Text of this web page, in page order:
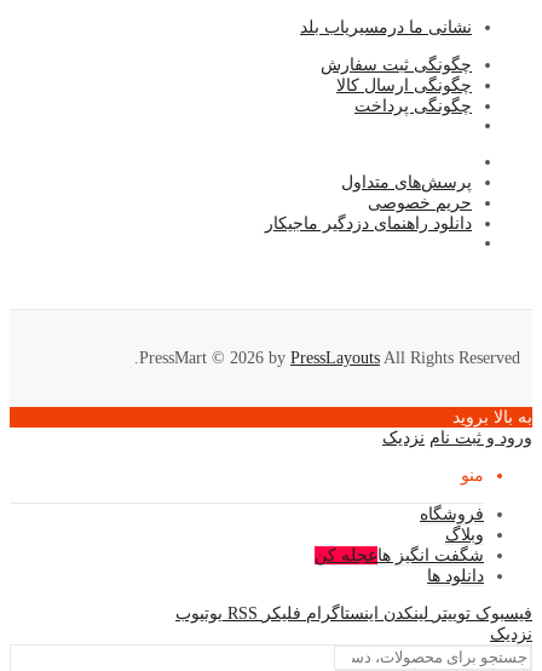
نشانی ما درمسیریاب بلد
چگونگی ثبت سفارش
چگونگی ارسال کالا
چگونگی پرداخت
پرسش‌های متداول
حریم خصوصی
دانلود راهنمای دزدگیر ماجیکار
PressMart © 2026 by PressLayouts All Rights Reserved.
به بالا بروید
ورود و ثبت نام نزدیک
منو
فروشگاه
وبلاگ
شگفت انگیز هاعجله کن
دانلود ها
فیسبوک توییتر لینکدن اینستاگرام فلیکر RSS یوتیوب
نزدیک